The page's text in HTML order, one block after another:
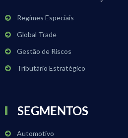
Regimes Especiais
Global Trade
Gestão de Riscos
Tributário Estratégico
SEGMENTOS
Automotivo